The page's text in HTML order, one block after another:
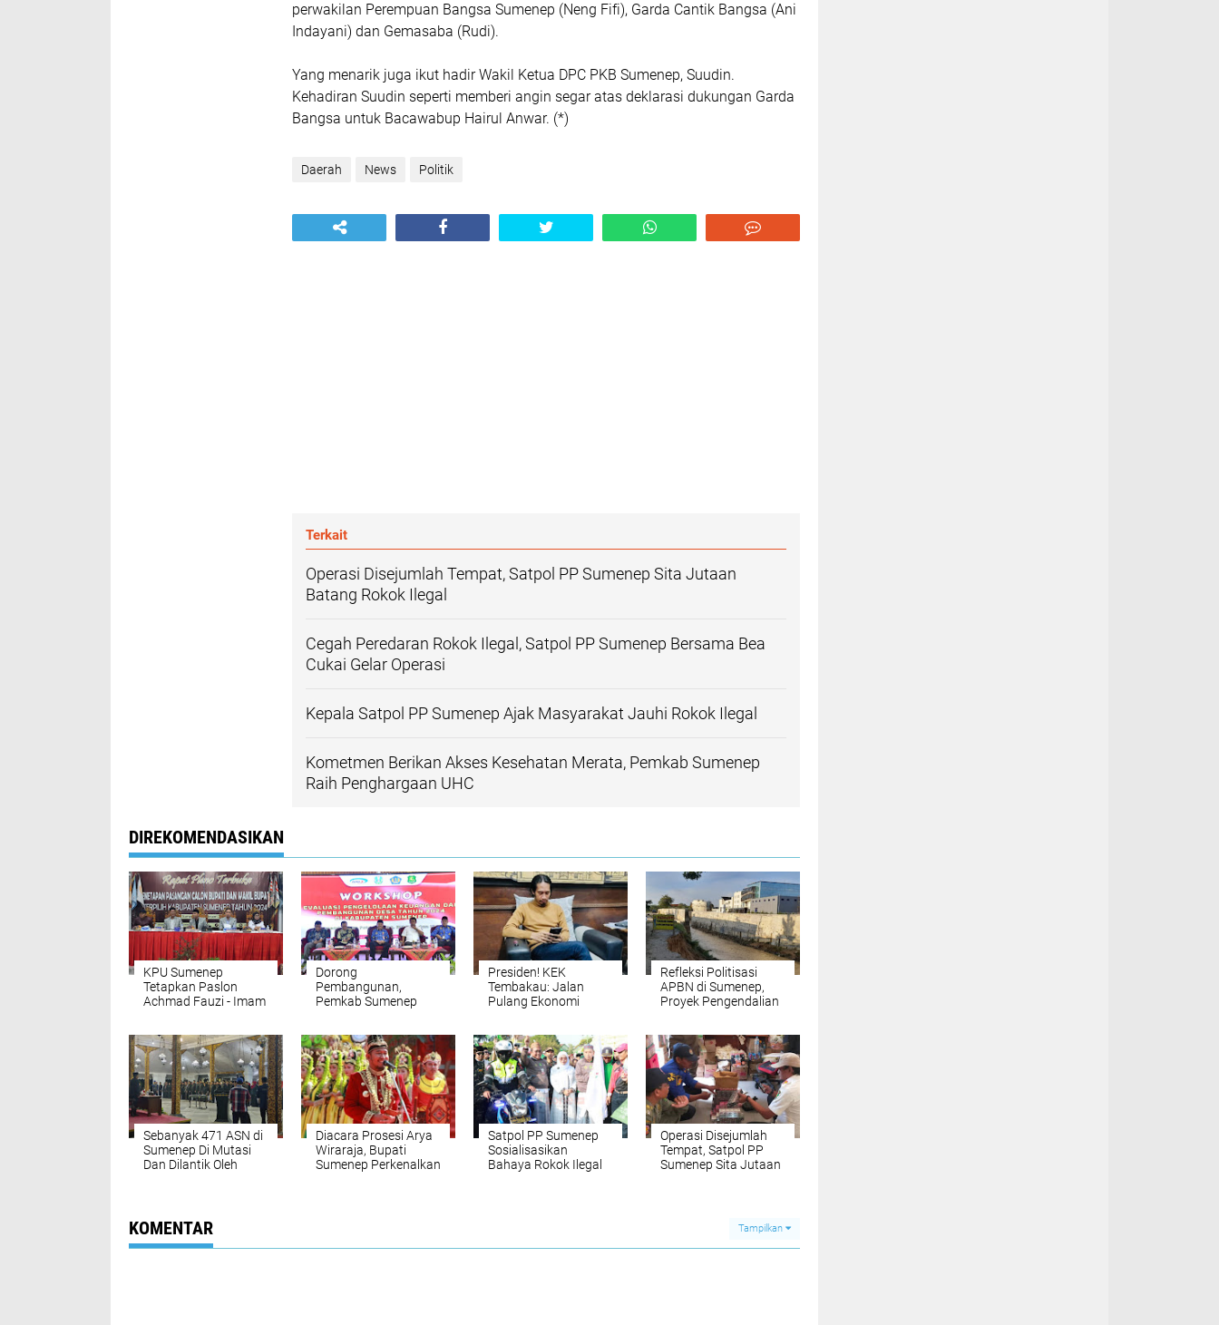
perwakilan Perempuan Bangsa Sumenep (Neng Fifi), Garda Cantik Bangsa (Ani
Indayani) dan Gemasaba (Rudi).
Yang menarik juga ikut hadir Wakil Ketua DPC PKB Sumenep, Suudin.
Kehadiran Suudin seperti memberi angin segar atas deklarasi dukungan Garda
Bangsa untuk Bacawabup Hairul Anwar. (*)
Daerah News Politik
Terkait
Operasi Disejumlah Tempat, Satpol PP Sumenep Sita Jutaan
Batang Rokok Ilegal
Cegah Peredaran Rokok Ilegal, Satpol PP Sumenep Bersama Bea
Cukai Gelar Operasi
Kepala Satpol PP Sumenep Ajak Masyarakat Jauhi Rokok Ilegal
Kometmen Berikan Akses Kesehatan Merata, Pemkab Sumenep
Raih Penghargaan UHC
DIREKOMENDASIKAN
KPU Sumenep
Tetapkan Paslon
Achmad Fauzi - Imam
Dorong
Pembangunan,
Pemkab Sumenep
Presiden! KEK
Tembakau: Jalan
Pulang Ekonomi
Refleksi Politisasi
APBN di Sumenep,
Proyek Pengendalian
Sebanyak 471 ASN di
Sumenep Di Mutasi
Dan Dilantik Oleh
Diacara Prosesi Arya
Wiraraja, Bupati
Sumenep Perkenalkan
Satpol PP Sumenep
Sosialisasikan
Bahaya Rokok Ilegal
Operasi Disejumlah
Tempat, Satpol PP
Sumenep Sita Jutaan
KOMENTAR Tampilkan